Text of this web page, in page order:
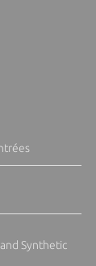
Synthetic